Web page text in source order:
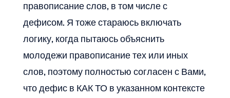
правописание слов, в том числе с
дефисом. Я тоже стараюсь включать
логику, когда пытаюсь объяснить
молодежи правописание тех или иных
слов, поэтому полностью согласен с Вами,
что дефис в КАК ТО в указанном контексте